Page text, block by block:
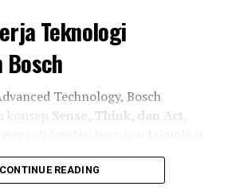
Faerozi,Wahyu
Firdaus
Putra Mulya
premierAsia Superbike 1000
absen karena masih menjalani
Teknologi
Bosch
Technology, Bosch
konsep Sense, Think, dan Act
Safety) pada kendaraan
CONTINUE READING